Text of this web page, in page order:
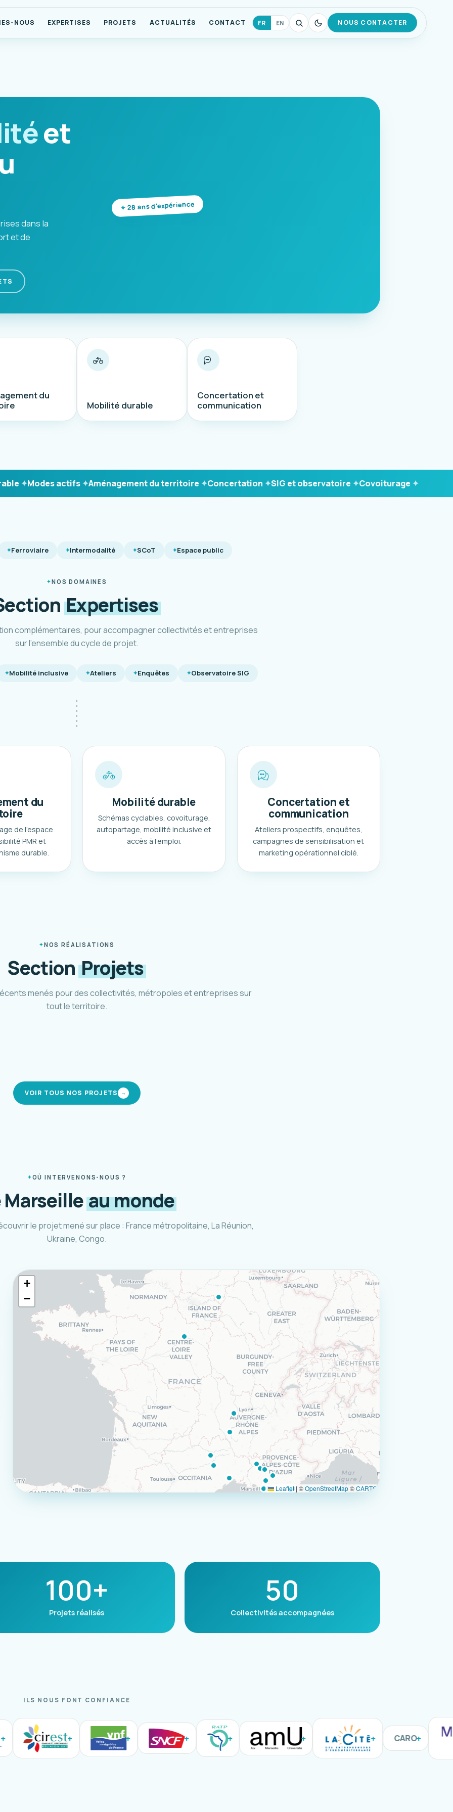
NOUS EXPERTISES PROJETS ACTUALITÉS CONTACT FR EN NOUS CONTACTER
et
dans la
et de
28 ans d'expérience
du
Mobilité durable
Concertation et
communication
Modes actifs Aménagement du territoire Concertation SIG et observatoire Covoiturage
Ferroviaire Intermodalité SCoT Espace public
NOS DOMAINES
Expertises
complémentaires, pour accompagner collectivités et entreprises
sur l'ensemble du cycle de projet.
Mobilité inclusive Ateliers Enquêtes Observatoire SIG
du
de l'espace
PMR et
durable.
Mobilité durable
Schémas cyclables, covoiturage,
autopartage, mobilité inclusive et
accès à l'emploi.
Concertation et
communication
Ateliers prospectifs, enquêtes,
campagnes de sensibilisation et
marketing opérationnel ciblé.
NOS RÉALISATIONS
SectionProjets
menés pour des collectivités, métropoles et entreprises sur
tout le territoire.
cyclable Métropole 3M
VOIR TOUS NOS PROJETS →
OÙ INTERVENONS-NOUS ?
Marseille au monde
le projet mené sur place : France métropolitaine, La Réunion,
Ukraine, Congo.
+
−
Leaflet | ©OpenStreetMap©CARTO
100+
Projets réalisés
50
Collectivités accompagnées
ILS NOUS FONT CONFIANCE
CARO